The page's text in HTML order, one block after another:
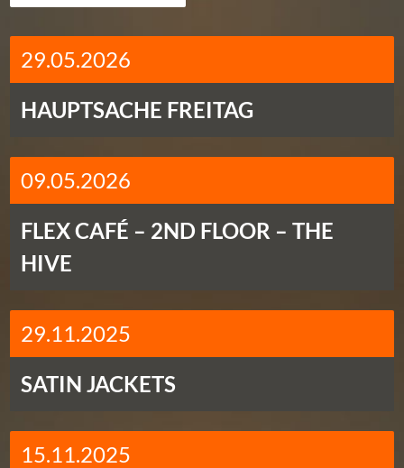
29.05.2026
HAUPTSACHE FREITAG
09.05.2026
FLEX CAFÉ – 2ND FLOOR – THE
HIVE
29.11.2025
SATIN JACKETS
15.11.2025